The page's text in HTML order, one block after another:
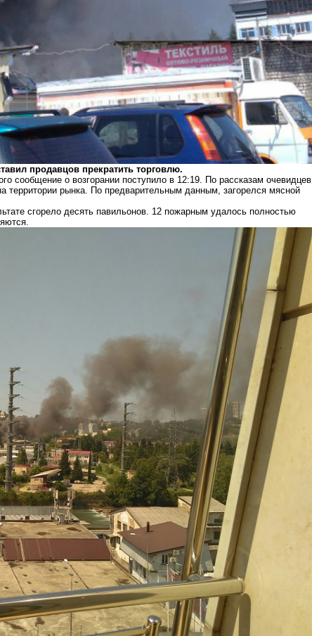
продавцов прекратить торговлю.
сообщение о возгорании поступило в 12:19. По рассказам очевидцев,
территории рынка. По предварительным данным, загорелся мясной
сгорело десять павильонов. 12 пожарным удалось полностью